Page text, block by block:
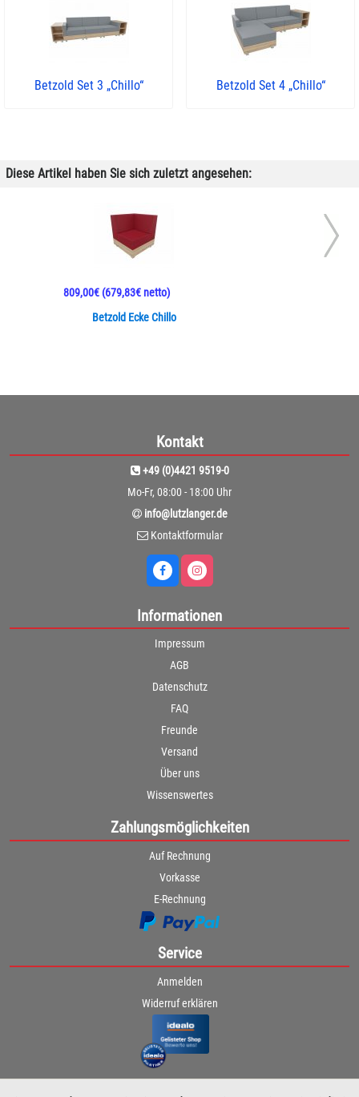
Betzold Set 3 „Chillo“ Betzold Set 4 „Chillo“
Diese Artikel haben Sie sich zuletzt angesehen:
Betzold Ecke Chillo
809,00€(679,83€ netto)
Kontakt
+49 (0)4421 9519-0
Mo-Fr, 08:00 - 18:00 Uhr
info@lutzlanger.de
Kontaktformular
Informationen
Impressum
AGB
Datenschutz
FAQ
Freunde
Versand
Über uns
Wissenswertes
Zahlungsmöglichkeiten
Auf Rechnung
Vorkasse
E-Rechnung
Service
Anmelden
Widerruf erklären